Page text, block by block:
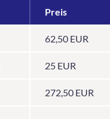
Preis
62,50 EUR
25 EUR
272,50 EUR